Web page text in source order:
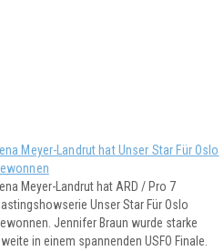
Meyer-Landrut hat Unser Star Für Oslo
Meyer-Landrut hat ARD / Pro 7
Unser Star Für Oslo
Jennifer Braun wurde starke
in einem spannenden USFO Finale.